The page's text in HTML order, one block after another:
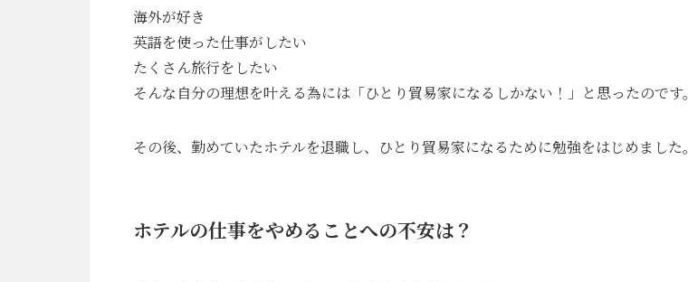
海外が好き
英語を使った仕事がしたい
たくさん旅行をしたい
そんな自分の理想を叶える為には「ひとり貿易家になるしかない！」と思ったのです。
その後、勤めていたホテルを退職し、ひとり貿易家になるために勉強をはじめました。
ホテルの仕事をやめることへの不安は？